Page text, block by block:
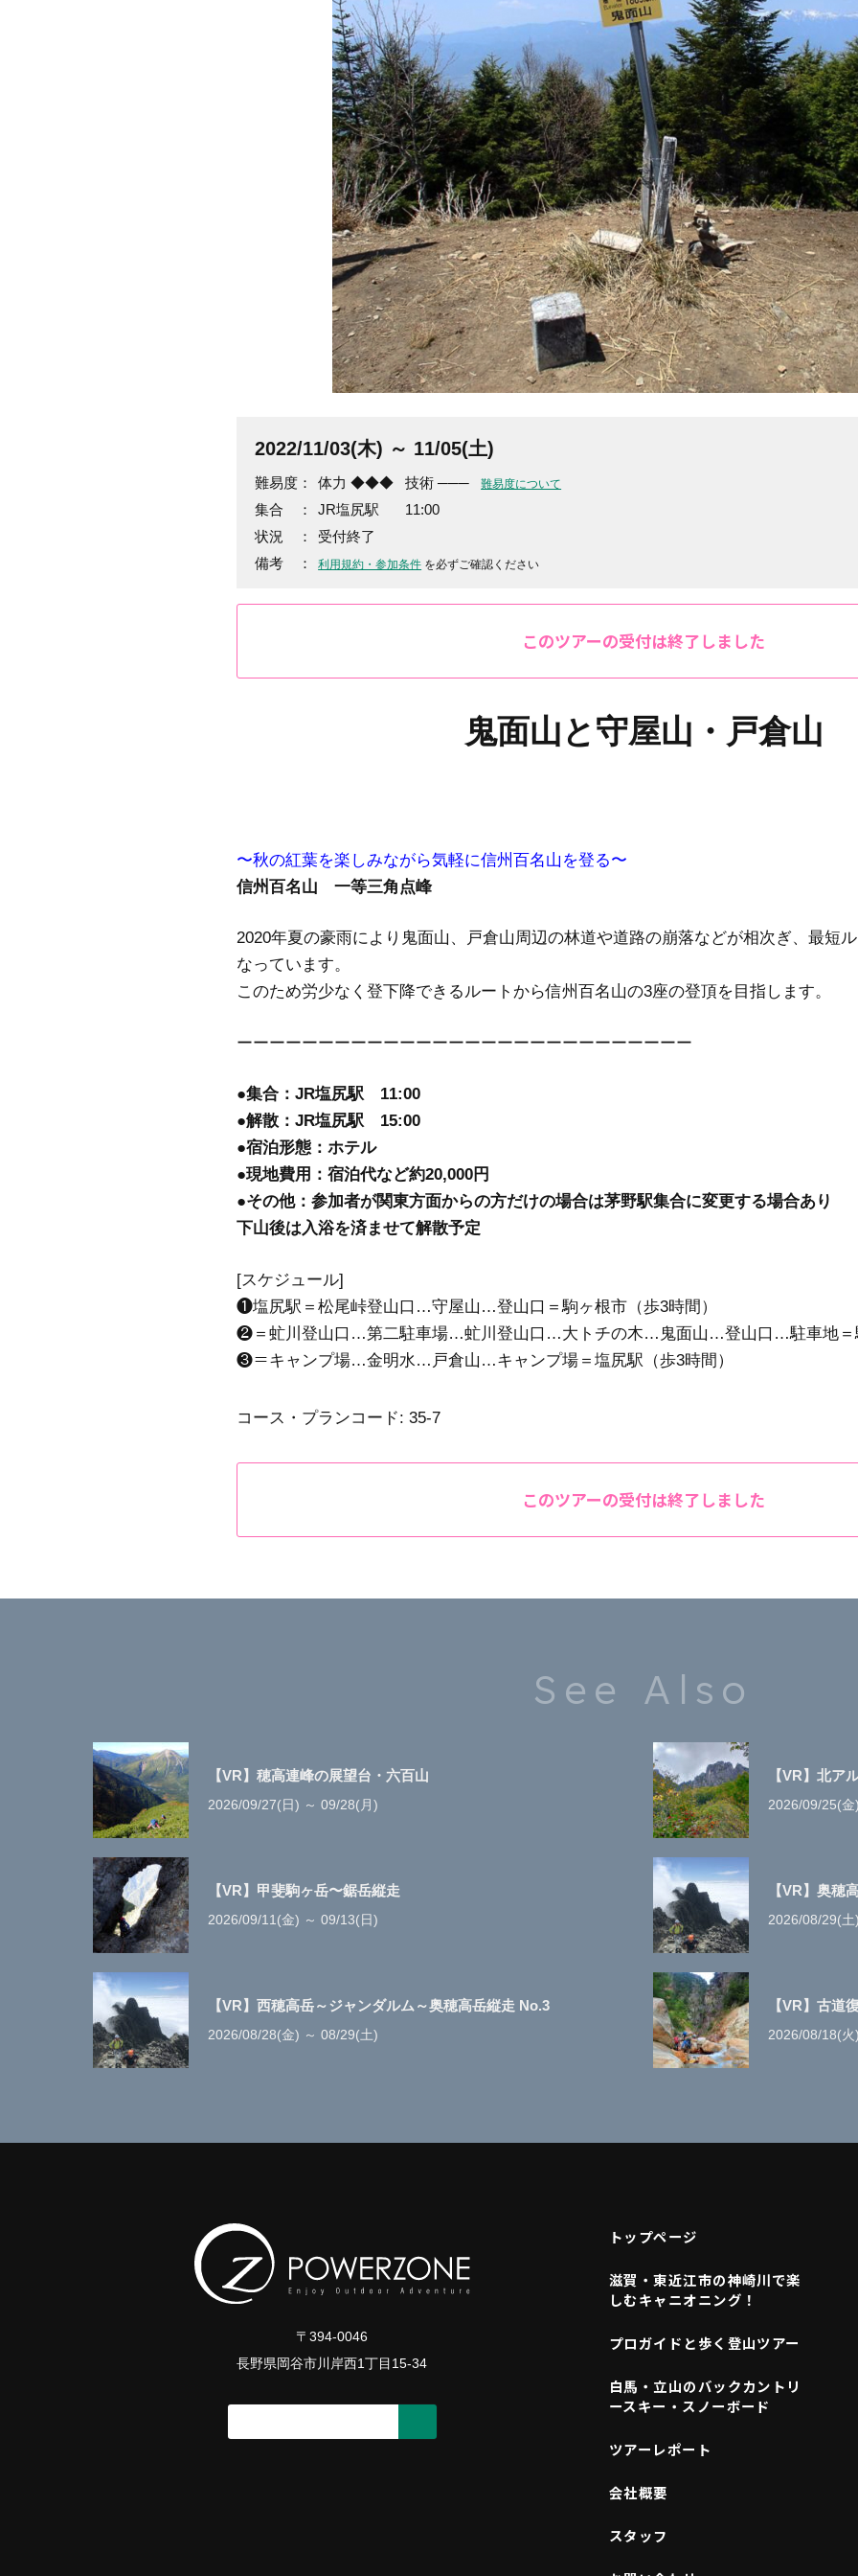
2022/11/03(木) ～ 11/05(土)
難易度： 体力 ◆◆◆ 技術 ─── 難易度について
集合 ：
JR塩尻駅 11:00
状況 ：
受付終了
備考 ：
利用規約・参加条件 を必ずご確認ください
このツアーの受付は終了しました
鬼面山と守屋山・戸倉山
〜秋の紅葉を楽しみながら気軽に信州百名山を登る〜
信州百名山 一等三角点峰
2020年夏の豪雨により鬼面山、戸倉山周辺の林道や道路の崩落などが相次ぎ、最短
なっています。
このため労少なく登下降できるルートから信州百名山の3座の登頂を目指します。
ーーーーーーーーーーーーーーーーーーーーーーーーーーーー
●集合：JR塩尻駅 11:00
●解散：JR塩尻駅 15:00
●宿泊形態：ホテル
●現地費用：宿泊代など約20,000円
●その他：参加者が関東方面からの方だけの場合は茅野駅集合に変更する場合あり
下山後は入浴を済ませて解散予定
[スケジュール]
❶塩尻駅＝松尾峠登山口…守屋山…登山口＝駒ヶ根市（歩3時間）
❷＝虻川登山口…第二駐車場…虻川登山口…大トチの木…鬼面山…登山口…駐車地＝
❸＝キャンプ場…金明水…戸倉山…キャンプ場＝塩尻駅（歩3時間）
コース・プランコード: 35-7
このツアーの受付は終了しました
See Also
【VR】穂高連峰の展望台・六百山
2026/09/27(日) ～ 09/28(月)
【VR】北
2026/09/25(
【VR】甲斐駒ヶ岳〜鋸岳縦走
2026/09/11(金) ～ 09/13(日)
【VR】奥穂
2026/08/29(
【VR】西穂高岳～ジャンダルム～奥穂高岳縦走 No.3
2026/08/28(金) ～ 08/29(土)
【VR】古
2026/08/18(
トップページ
滋賀・東近江市の神崎川で楽
しむキャニオニング！
プロガイドと歩く登山ツアー
白馬・立山のバックカントリ
ースキー・スノーボード
ツアーレポート
会社概要
スタッフ
〒394-0046
長野県岡谷市川岸西1丁目15-34